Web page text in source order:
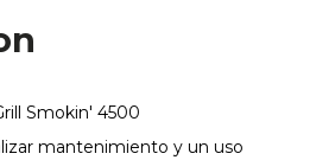
Smokin' 4500
mantenimiento y un uso